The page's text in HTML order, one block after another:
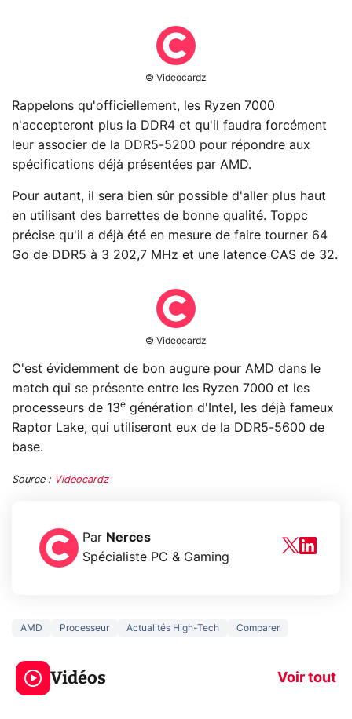
© Videocardz
Rappelons qu'officiellement, les Ryzen 7000
n'accepteront plus la DDR4 et qu'il faudra forcément
leur associer de la DDR5-5200 pour répondre aux
spécifications déjà présentées par AMD.
Pour autant, il sera bien sûr possible d'aller plus haut
en utilisant des barrettes de bonne qualité. Toppc
précise qu'il a déjà été en mesure de faire tourner 64
Go de DDR5 à 3 202,7 MHz et une latence CAS de 32.
© Videocardz
C'est évidemment de bon augure pour AMD dans le
match qui se présente entre les Ryzen 7000 et les
processeurs de 13e génération d'Intel, les déjà fameux
Raptor Lake, qui utiliseront eux de la DDR5-5600 de
base.
Source : Videocardz
Par Nerces
Spécialiste PC & Gaming
AMD Processeur Actualités High-Tech Comparer
Vidéos Voir tout
3 écrans en 1 pour
319€ ? Voici L'AOC
CQ32G4ZA !
5
prochaine